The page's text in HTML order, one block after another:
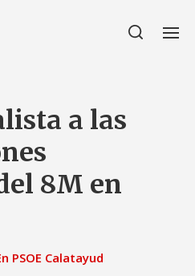
a las
8M en
PSOE Calatayud